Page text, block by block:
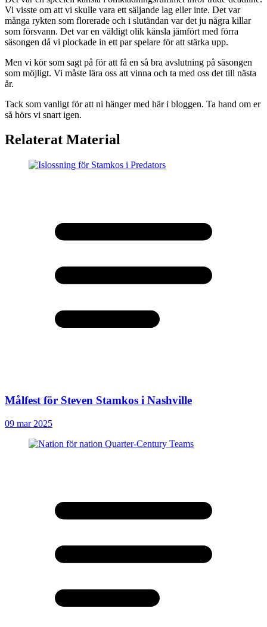
Vi visste om att vi skulle vara ett säljande lag eller inte. Det var
många rykten som florerade och i slutändan var det ju några killar
som försvann. Det var en väldigt olik känsla jämfört med förra
säsongen då vi plockade in ett par spelare för att stärka upp.
Men vi kör som sagt på för att få en så bra avslutning på säsongen
som möjligt. Vi måste lära oss att vinna och ta med oss det till nästa
år.
Tack som vanligt för att ni hänger med här i bloggen. Ta hand om er
så hörs vi snart igen.
Relaterat Material
Målfest för Steven Stamkos i Nashville
09 mar 2025